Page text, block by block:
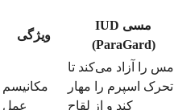
ویژگی
IUD مسی
(ParaGard)
مکانیسم
عمل
مس را آزاد می‌کند تا
تحرک اسپرم را مهار
کند و از لقاح